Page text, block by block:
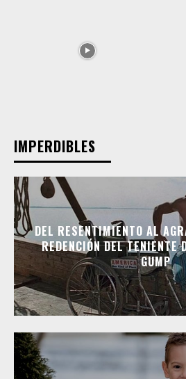
IMPERDIBLES
DEL RESENTIMIENTO AL
REDENCIÓN DEL TENIENTE
GUMP